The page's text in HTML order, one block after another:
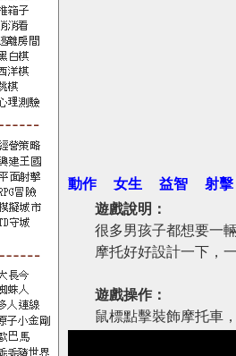
動作 女生 益智
射擊
遊戲說明：
很多男孩子都想要一
摩托好好設計一下，
遊戲操作：
鼠標點擊裝飾摩托車